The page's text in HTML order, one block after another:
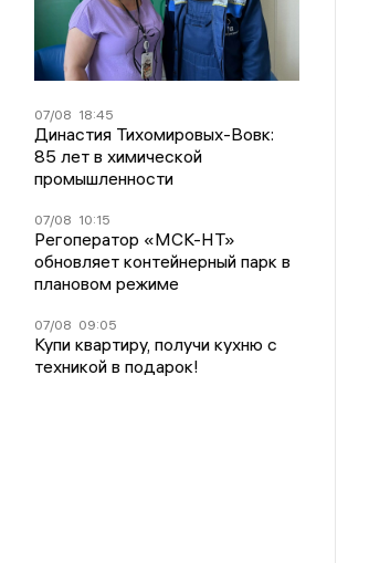
07/08 18:45
Династия Тихомировых-Вовк:
85 лет в химической
промышленности
07/08 10:15
Регоператор «МСК-НТ»
обновляет контейнерный парк в
плановом режиме
07/08 09:05
Купи квартиру, получи кухню с
техникой в подарок!